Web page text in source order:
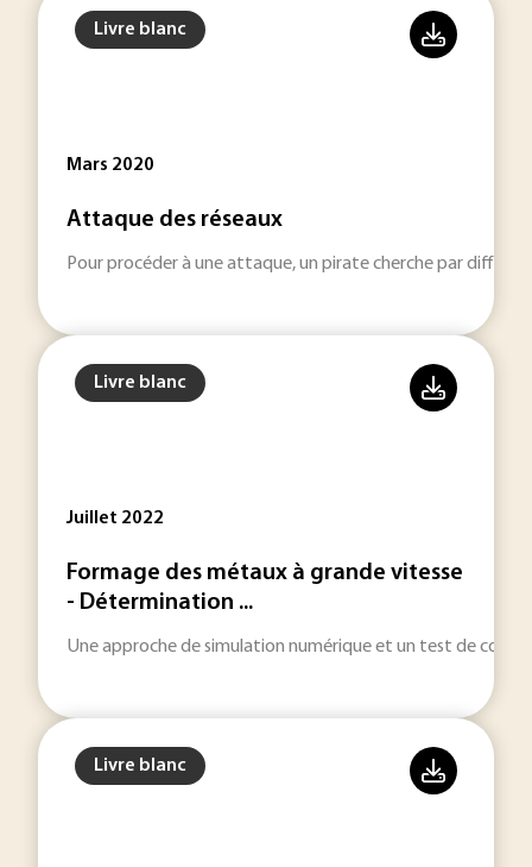
Livre blanc
Mars 2020
Attaque des réseaux
Pour procéder à une attaque, un pirate cherche par
Livre blanc
Juillet 2022
Formage des métaux à grande vitesse
- Détermination ...
Une approche de simulation numérique et un test de
Livre blanc